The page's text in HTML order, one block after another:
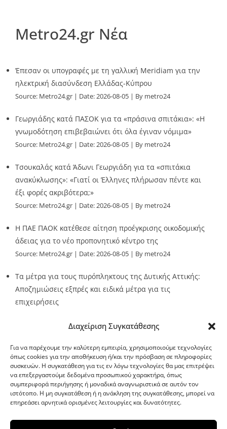
Διαχείριση Συγκατάθεσης
Για να παρέχουμε την καλύτερη εμπειρία, χρησιμοποιούμε τεχνολογίες
όπως cookies για την αποθήκευση ή/και την πρόσβαση σε πληροφορίες
συσκευών. Η συγκατάθεση για τις εν λόγω τεχνολογίες θα μας επιτρέψει
να επεξεργαστούμε δεδομένα προσωπικού χαρακτήρα, όπως
συμπεριφορά περιήγησης ή μοναδικά αναγνωριστικά σε αυτόν τον
ιστότοπο. Η μη συγκατάθεση ή η ανάκληση της συγκατάθεσης, μπορεί να
επηρεάσει αρνητικά ορισμένες λειτουργίες και δυνατότητες.
Metro24.gr Νέα
Έπεσαν οι υπογραφές με τη γαλλική Meridiam για την
ηλεκτρική διασύνδεση Ελλάδας-Κύπρου
Source: Metro24.gr Date: 2026-08-05 By metro24
Γεωργιάδης κατά ΠΑΣΟΚ για τα «πράσινα σπιτάκια»: «Η
γνωμοδότηση επιβεβαιώνει ότι όλα έγιναν νόμιμα»
Source: Metro24.gr Date: 2026-08-05 By metro24
Τσουκαλάς κατά Άδωνι Γεωργιάδη για τα «σπιτάκια
ανακύκλωσης»: «Γιατί οι Έλληνες πλήρωσαν πέντε και
έξι φορές ακριβότερα;»
Source: Metro24.gr Date: 2026-08-05 By metro24
Η ΠΑΕ ΠΑΟΚ κατέθεσε αίτηση προέγκρισης οικοδομικής
άδειας για το νέο προπονητικό κέντρο της
Source: Metro24.gr Date: 2026-08-05 By metro24
Τα μέτρα για τους πυρόπληκτους της Δυτικής Αττικής:
Αποζημιώσεις εξπρές και ειδικά μέτρα για τις
επιχειρήσεις
G-point.gr